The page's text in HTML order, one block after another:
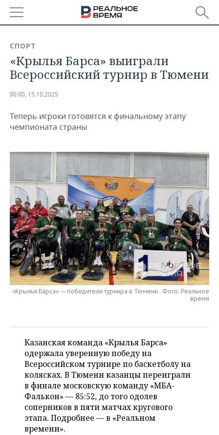
БАШКОРТОСТАН
ТАТАРСТАН
НОВОСТИ
АНАЛИТИКА
ДЕКЛАРАЦИИ О ДОХОДАХ
ВУЗЫ ТАТАРСТАНА
КОМУ ПРИНАДЛЕЖАТ
ТОРГОВЫЕ ЦЕНТРЫ
ТАТАРСТАНА
НОВОСТИ ЭКОНОМИКИ
БАНКИ
БЮДЖЕТ
ИНВЕСТИЦИИ
ПРОМЫШЛЕННОСТЬ
ПРОМЫШЛЕННОСТИ
АГРОПРОМ
МАШИНОСТРОЕНИЕ
НЕФТЕХИМИЯ
НЕФТЬ
ОПК
ЭНЕРГЕТИКА
НОВОСТИ НЕДВИЖИМОСТИ
АВТО
НОВОСТИ АВТО
БИЗНЕС
НОВОСТИ БИЗНЕСА
РОЗНИЧНАЯ ТОРГОВЛЯ
ТРАНСПОРТ
УСЛУГИ
ТЕХНОЛОГИИ
НОВОСТИ ТЕХНОЛОГИЙ
IT
МЕДИА
МЕРОПРИЯТИЯ
НОВОСТИ МЕРОПРИЯТИЙ
ВЫЕЗДНАЯ РЕДАКЦИЯ
ONLINE-КОНФЕРЕНЦИИ
ОТКРЫТАЯ ЛЕКЦИЯ
СПОРТ
НОВОСТИ СПОРТА
ХОККЕЙ
БАСКЕТБОЛ
ВОЛЕЙБОЛ
КИБЕРСПОРТ
ФИГУРНОЕ КАТАНИЕ
ОБЩЕСТВО
ВЛАСТЬ
ИНФРАСТРУКТУРА
ИСТОРИЯ
КУЛЬТУРА
МЕДИЦИНА
СЮЖЕТЫ
СПРАВОЧНИК
СПИСОК ПЕРСОН
СПИСОК КОМПАНИЙ
ПОЛНАЯ ВЕРСИЯ
СПОРТ
«Крылья Барса» выиграли
Всероссийский турнир в Тюмени
00:00, 15.10.2025
Теперь игроки готовятся к финальному этапу
чемпионата страны
«Крылья Барса» — победители турнира в Тюмени . Фото: Реальное
время
Казанская команда «Крылья Барса»
одержала уверенную победу на
Всероссийском турнире по баскетболу на
колясках. В Тюмени казанцы переиграли
в финале московскую команду «МБА-
Фалькон» — 85:52, до того одолев
соперников в пяти матчах кругового
этапа. Подробнее — в «Реальном
времени».